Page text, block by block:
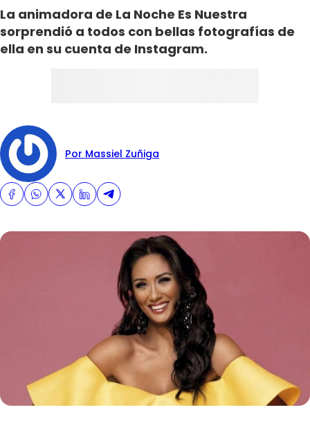
La animadora de La Noche Es Nuestra
sorprendió a todos con bellas fotografías de
ella en su cuenta de Instagram.
Por Massiel Zuñiga